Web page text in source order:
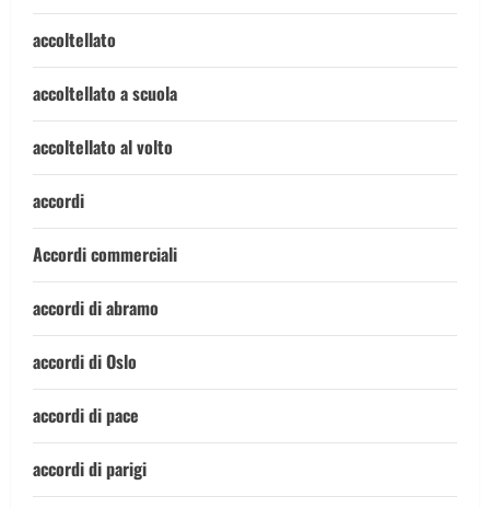
accoltellato
accoltellato a scuola
accoltellato al volto
accordi
Accordi commerciali
accordi di abramo
accordi di Oslo
accordi di pace
accordi di parigi